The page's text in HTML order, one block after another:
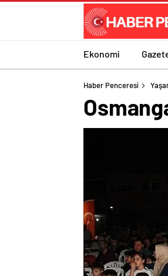
Ekonomi
Haber Penceresi